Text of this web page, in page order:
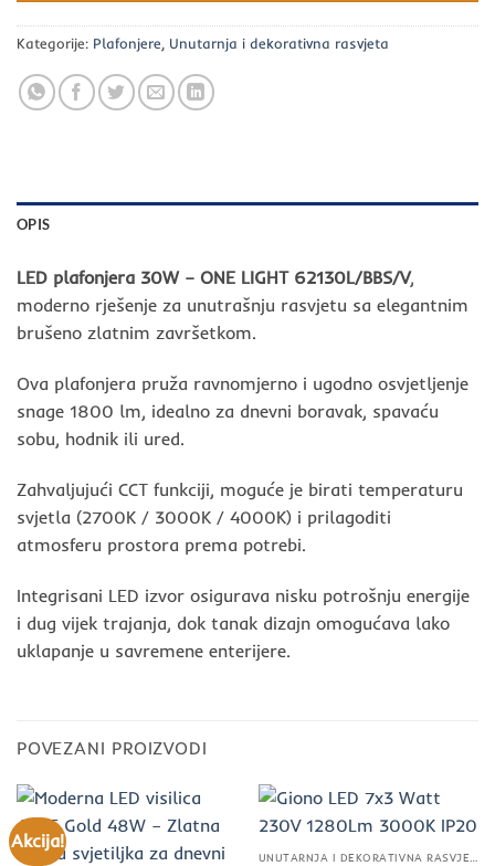
Kategorije: Plafonjere, Unutarnja i dekorativna rasvjeta
OPIS
LED plafonjera 30W – ONE LIGHT 62130L/BBS/V,
moderno rješenje za unutrašnju rasvjetu sa elegantnim
brušeno zlatnim završetkom.
Ova plafonjera pruža ravnomjerno i ugodno osvjetljenje
snage 1800 lm, idealno za dnevni boravak, spavaću
sobu, hodnik ili ured.
Zahvaljujući CCT funkciji, moguće je birati temperaturu
svjetla (2700K / 3000K / 4000K) i prilagoditi
atmosferu prostora prema potrebi.
Integrisani LED izvor osigurava nisku potrošnju energije
i dug vijek trajanja, dok tanak dizajn omogućava lako
uklapanje u savremene enterijere.
POVEZANI PROIZVODI
Akcija!
UNUTARNJA I DEKORATIVNA RASVJETA